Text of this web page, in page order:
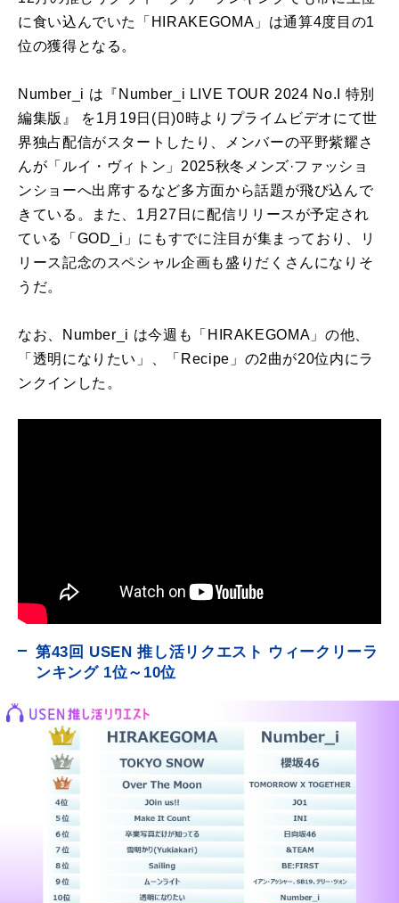
に食い込んでいた「HIRAKEGOMA」は通算4度目の1
位の獲得となる。
Number_i は『Number_i LIVE TOUR 2024 No.I 特別
編集版』 を1月19日(日)0時よりプライムビデオにて世
界独占配信がスタートしたり、メンバーの平野紫耀さ
んが「ルイ・ヴィトン」2025秋冬メンズ·ファッショ
ンショーへ出席するなど多方面から話題が飛び込んで
きている。また、1月27日に配信リリースが予定され
ている「GOD_i」にもすでに注目が集まっており、リ
リース記念のスペシャル企画も盛りだくさんになりそ
うだ。
なお、Number_i は今週も「HIRAKEGOMA」の他、
「透明になりたい」、「Recipe」の2曲が20位内にラ
ンクインした。
第43回 USEN 推し活リクエスト ウィークリーラ
ンキング 1位～10位